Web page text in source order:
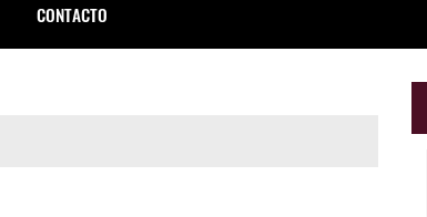
CONTACTO